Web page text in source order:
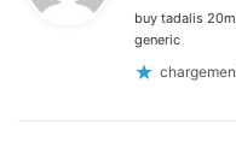
buy tadalis
generic